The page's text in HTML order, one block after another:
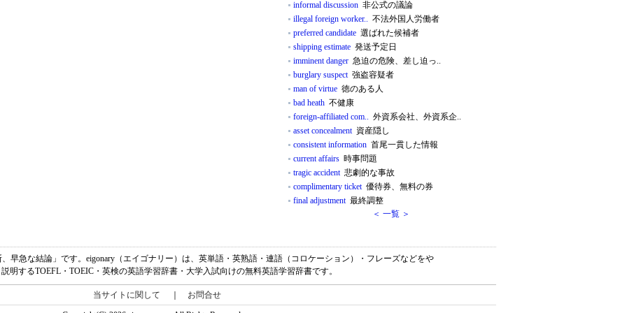
informal discussion 非公式の議論
illegal foreign worker.. 不法外国人労働者
preferred candidate 選ばれた候補者
shipping estimate 発送予定日
imminent danger 急迫の危険、差し迫っ..
burglary suspect強盗容疑者
man of virtue 徳のある人
bad heath 不健康
foreign-affiliated com.. 外資系会社、外資系企..
asset concealment資産隠し
consistent information 首尾一貫した情報
current affairs 時事問題
tragic accident悲劇的な事故
complimentary ticket優待券、無料の券
final adjustment最終調整
＜ 一覧 ＞
、早急な結論」です。eigonary（エイゴナリー）は、英単語・英熟語・連語（コロケーション）・フレーズなどをや
明するTOEFL・TOEIC・英検の英語学習辞書・大学入試向けの無料英語学習辞書です。
当サイトに関して お問合せ